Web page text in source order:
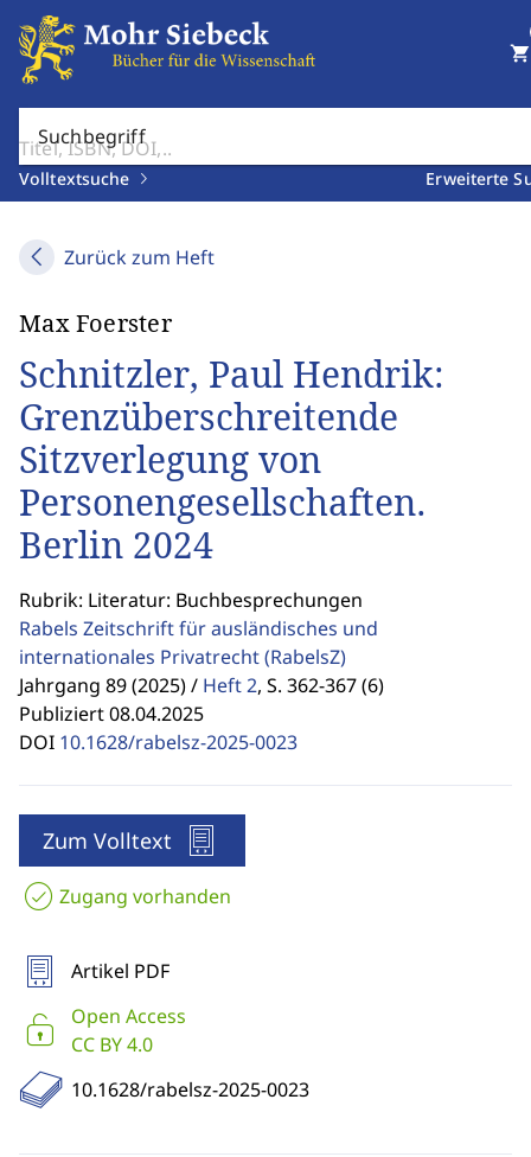
Suchbegriff
Volltextsuche Erweiterte
shopping_cart
Zurück zum Heft
Max Foerster
Schnitzler, Paul Hendrik:
Grenzüberschreitende
Sitzverlegung von
Personengesellschaften.
Berlin 2024
Rubrik: Literatur: Buchbesprechungen
Rabels Zeitschrift für ausländisches und
internationales Privatrecht(RabelsZ)
Jahrgang 89 (2025) / Heft 2, S. 362-367 (6)
Publiziert 08.04.2025
DOI 10.1628/rabelsz-2025-0023
Zum Volltext
Zugang vorhanden
Artikel PDF
Open Access
CC BY 4.0
10.1628/rabelsz-2025-0023